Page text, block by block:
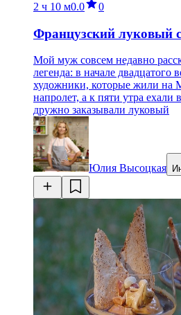
2 ч 10 м0.0 0
Французский луковый
Мой муж совсем недавно
легенда: в начале двадцатого
художники, которые жили на
напролет, а к пяти утра ехали
дружно заказывали луковый
Юлия Высоцкая